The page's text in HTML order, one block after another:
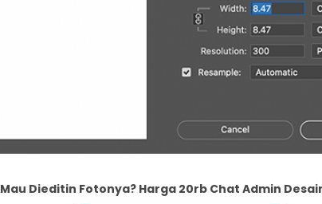
Mau Dieditin Fotonya? Harga 20rb Chat Admin